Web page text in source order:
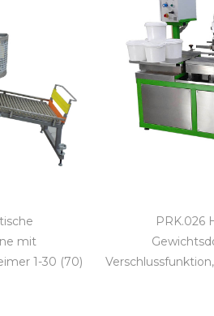
mit
1-30 (70)
PRK.026